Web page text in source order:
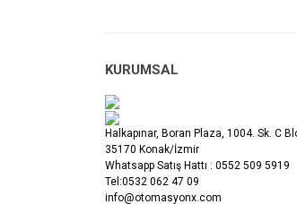
KURUMSAL
Halkapınar, Boran Plaza, 1004. Sk. C
35170 Konak/İzmir
Whatsapp Satış Hattı : 0552 509 5919
Tel:0532 062 47 09
info@otomasyonx.com